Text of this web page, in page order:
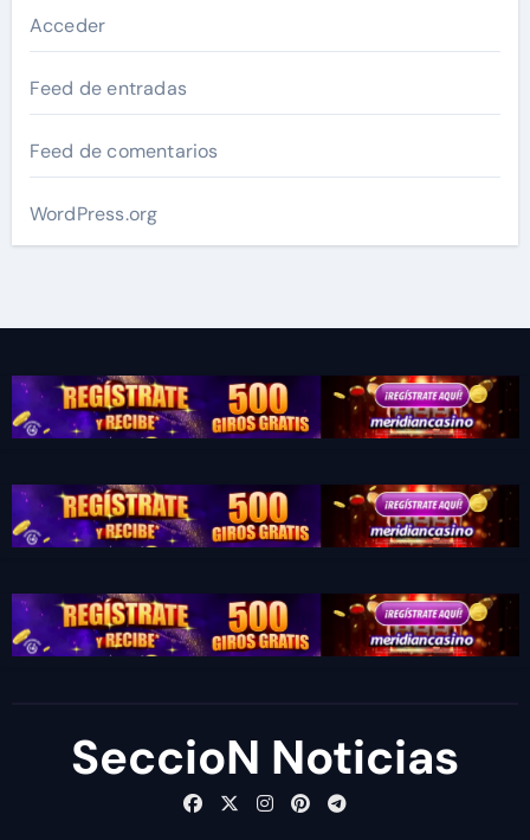
Acceder
Feed de entradas
Feed de comentarios
WordPress.org
SeccioN Noticias